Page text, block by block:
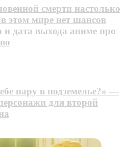
смерти настолько
этом мире нет шансов
дата выхода аниме про
пару в подземелье?» —
для второй